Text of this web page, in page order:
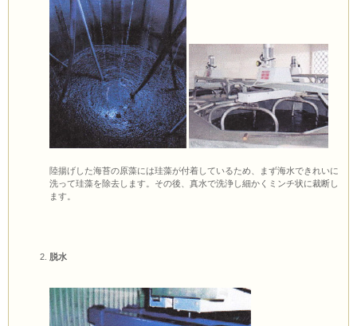
陸揚げした海苔の原藻には珪藻が付着しているため、まず海水できれいに
洗って珪藻を除去します。その後、真水で洗浄し細かくミンチ状に裁断し
ます。
脱水